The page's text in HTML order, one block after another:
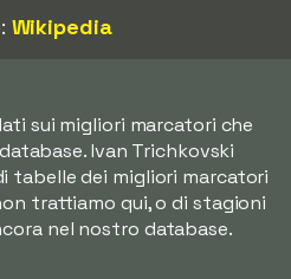
Wikipedia
sui migliori marcatori che
Ivan Trichkovski
tabelle dei migliori marcatori
trattiamo qui, o di stagioni
nel nostro database.